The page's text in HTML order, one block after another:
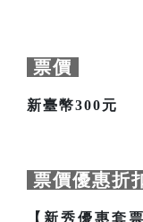
票價
新臺幣300元
票價優惠折
【新秀優惠套